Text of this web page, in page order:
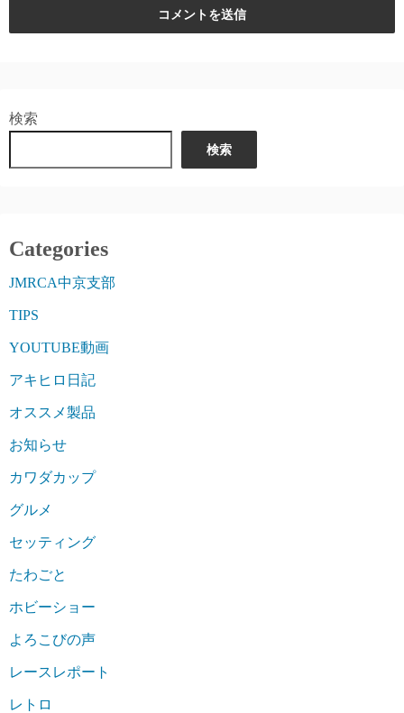
検索
検索
Categories
JMRCA中京支部
TIPS
YOUTUBE動画
アキヒロ日記
オススメ製品
お知らせ
カワダカップ
グルメ
セッティング
たわごと
ホビーショー
よろこびの声
レースレポート
レトロ